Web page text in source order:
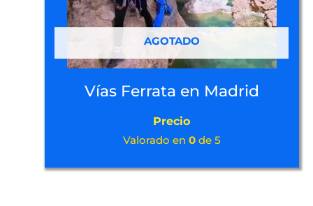
AGOTADO
Vías Ferrata en Madrid
Precio
Valorado en 0de 5